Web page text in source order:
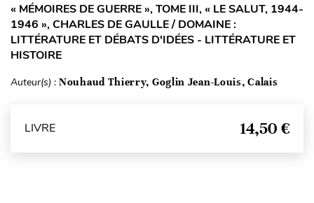
« MÉMOIRES DE GUERRE », TOME III, « LE SALUT, 1944-
1946 », CHARLES DE GAULLE / DOMAINE :
LITTÉRATURE ET DÉBATS D'IDÉES - LITTÉRATURE ET
HISTOIRE
Auteur(s) : Nouhaud Thierry, Goglin Jean-Louis, Calais
LIVRE 14,50 €